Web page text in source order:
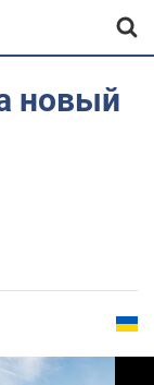
новый